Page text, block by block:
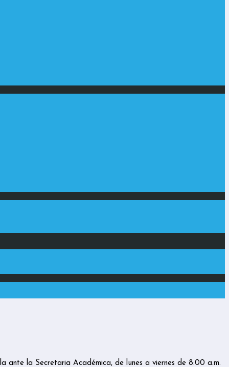
ante la Secretaria Académica, de lunes a viernes de 8:00 a.m.